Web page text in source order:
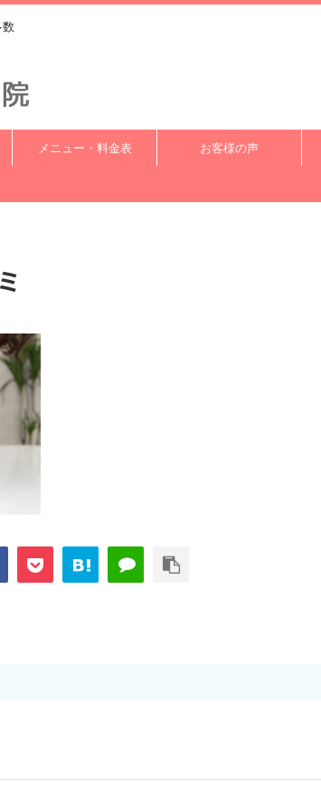
数
メニュー・料金表 お客様の声